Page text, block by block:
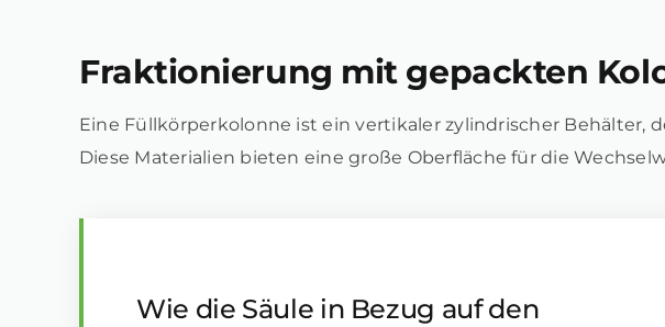
Fraktionierung mit gepackten
Eine Füllkörperkolonne ist ein vertikaler zylindrischer
Diese Materialien bieten eine große Oberfläche für die
Wie die Säule in Bezug auf den